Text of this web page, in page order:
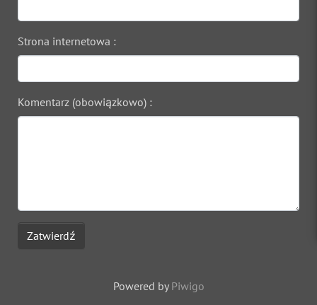
Strona internetowa :
Komentarz (obowiązkowo) :
Zatwierdź
Powered by Piwigo